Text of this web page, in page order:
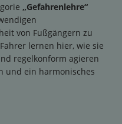
„Gefahrenlehre“
von Fußgängern zu
lernen hier, wie sie
regelkonform agieren
und ein harmonisches